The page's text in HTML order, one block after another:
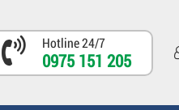
Hotline 24/7
0975 151 205